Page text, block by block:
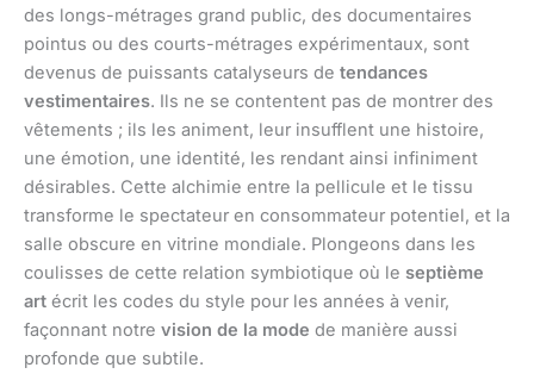
des longs-métrages grand public, des documentaires
pointus ou des courts-métrages expérimentaux, sont
devenus de puissants catalyseurs de tendances
vestimentaires. Ils ne se contentent pas de montrer des
vêtements ; ils les animent, leur insufflent une histoire,
une émotion, une identité, les rendant ainsi infiniment
désirables. Cette alchimie entre la pellicule et le tissu
transforme le spectateur en consommateur potentiel, et la
salle obscure en vitrine mondiale. Plongeons dans les
coulisses de cette relation symbiotique où le septième
art écrit les codes du style pour les années à venir,
façonnant notre vision de la mode de manière aussi
profonde que subtile.